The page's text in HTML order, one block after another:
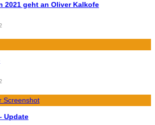
2021 geht an Oliver Kalkofe
Update